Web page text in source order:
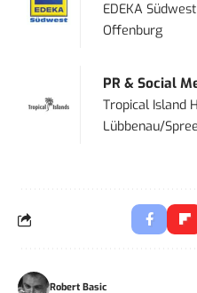
EDEKA
Offenburg
PR & Social
Tropical Island
Lübbenau/
Robert Basic